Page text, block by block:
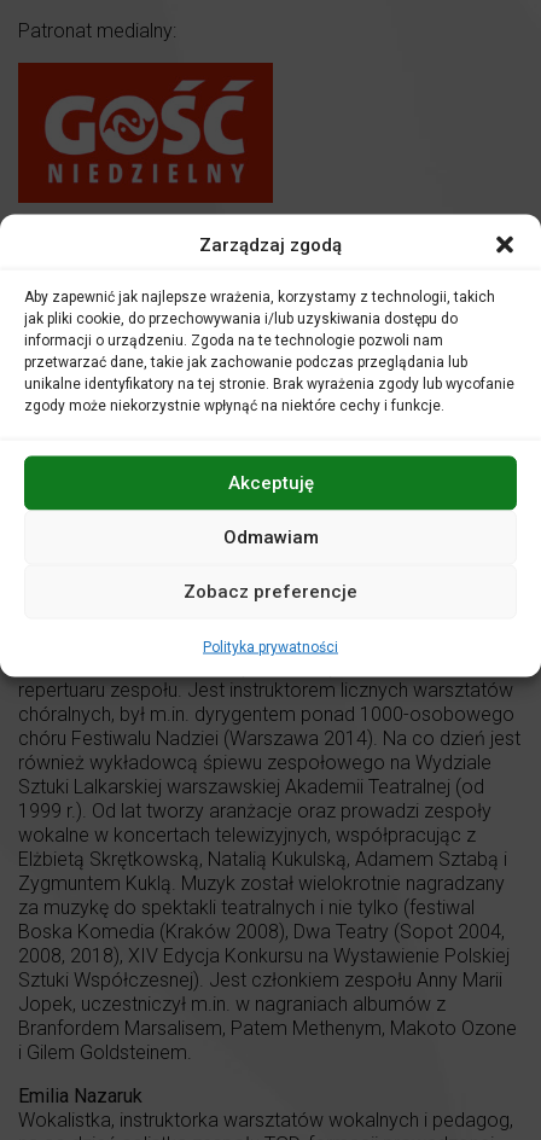
Zarządzaj zgodą
Aby zapewnić jak najlepsze wrażenia, korzystamy z technologii, takich
jak pliki cookie, do przechowywania i/lub uzyskiwania dostępu do
informacji o urządzeniu. Zgoda na te technologie pozwoli nam
przetwarzać dane, takie jak zachowanie podczas przeglądania lub
unikalne identyfikatory na tej stronie. Brak wyrażenia zgody lub wycofanie
zgody może niekorzystnie wpłynąć na niektóre cechy i funkcje.
Akceptuję
Odmawiam
Zobacz preferencje
Polityka prywatności
Patronat medialny:
Dyrygent, kompozytor i multiinstrumentalista; lider pop-
repertuaru zespołu. Jest instruktorem licznych warsztatów
chóralnych, był m.in. dyrygentem ponad 1000-osobowego
chóru Festiwalu Nadziei (Warszawa 2014). Na co dzień jest
również wykładowcą śpiewu zespołowego na Wydziale
Sztuki Lalkarskiej warszawskiej Akademii Teatralnej (od
1999 r.). Od lat tworzy aranżacje oraz prowadzi zespoły
wokalne w koncertach telewizyjnych, współpracując z
Elżbietą Skrętkowską, Natalią Kukulską, Adamem Sztabą i
Zygmuntem Kuklą. Muzyk został wielokrotnie nagradzany
za muzykę do spektakli teatralnych i nie tylko (festiwal
Boska Komedia (Kraków 2008), Dwa Teatry (Sopot 2004,
2008, 2018), XIV Edycja Konkursu na Wystawienie Polskiej
Sztuki Współczesnej). Jest członkiem zespołu Anny Marii
Jopek, uczestniczył m.in. w nagraniach albumów z
Branfordem Marsalisem, Patem Methenym, Makoto Ozone
i Gilem Goldsteinem.
Emilia Nazaruk
Wokalistka, instruktorka warsztatów wokalnych i pedagog,